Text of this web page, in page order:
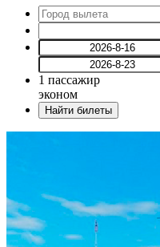
1 пассажир
эконом
Найти билеты